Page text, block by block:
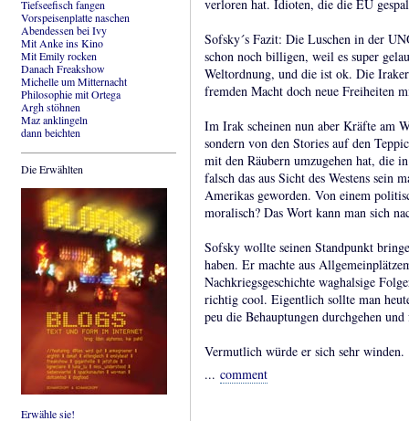
Tiefseefisch fangen
Vorspeisenplatte naschen
Abendessen bei Ivy
Mit Anke ins Kino
Mit Emily rocken
Danach Freakshow
Michelle um Mitternacht
Philosophie mit Ortega
Argh stöhnen
Maz anklingeln
dann beichten
Die Erwählten
Erwähle sie!
verloren hat. Idioten, die die EU
Sofsky´s Fazit: Die Luschen in der
schon noch billigen, weil es super
Weltordnung, und die ist ok. Die
fremden Macht doch neue Freiheiten
Im Irak scheinen nun aber Kräfte am
sondern von den Stories auf den
mit den Räubern umzugehen hat, die
falsch das aus Sicht des Westens sein
Amerikas geworden. Von einem
moralisch? Das Wort kann man sich
Sofsky wollte seinen Standpunkt
haben. Er machte aus
Nachkriegsgeschichte waghalsige
richtig cool. Eigentlich sollte man
peu die Behauptungen durchgehen
Vermutlich würde er sich sehr winden.
... comment